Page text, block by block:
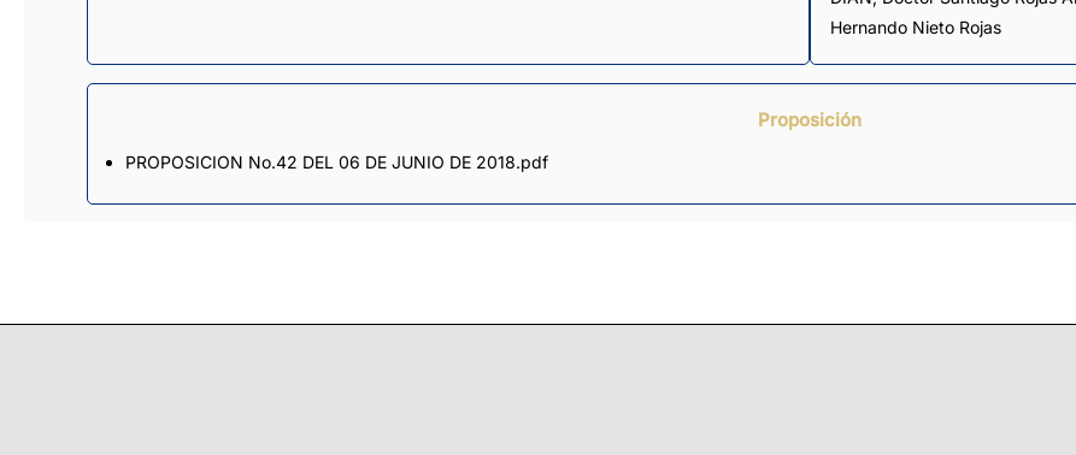
Hernando Nieto Rojas
Proposición
PROPOSICION No.42 DEL 06 DE JUNIO DE 2018.pdf